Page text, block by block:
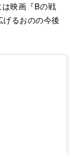
映画『Bの戦
るおのの今後